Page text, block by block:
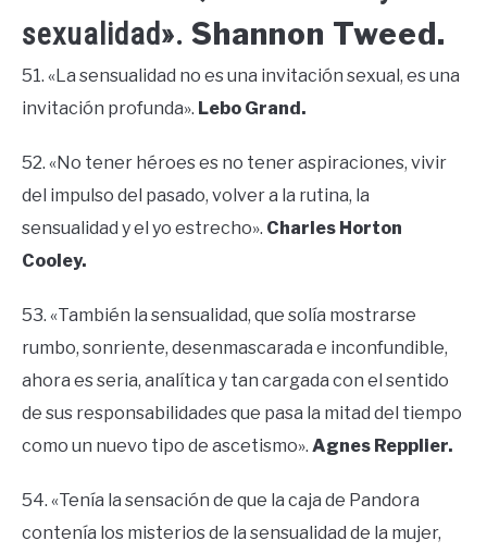
sexualidad». Shannon Tweed.
51. «La sensualidad no es una invitación sexual, es una
invitación profunda». Lebo Grand.
52. «No tener héroes es no tener aspiraciones, vivir
del impulso del pasado, volver a la rutina, la
sensualidad y el yo estrecho». Charles Horton
Cooley.
53. «También la sensualidad, que solía mostrarse
rumbo, sonriente, desenmascarada e inconfundible,
ahora es seria, analítica y tan cargada con el sentido
de sus responsabilidades que pasa la mitad del tiempo
como un nuevo tipo de ascetismo». Agnes Repplier.
54. «Tenía la sensación de que la caja de Pandora
contenía los misterios de la sensualidad de la mujer,